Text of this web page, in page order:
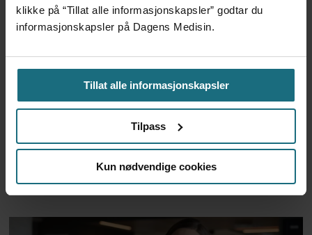
klikke på “Tillat alle informasjonskapsler” godtar du
informasjonskapsler på Dagens Medisin.
Tillat alle informasjonskapsler
Tilpass
Kun nødvendige cookies
Kvalitet er ikke motstykket til
økonomi